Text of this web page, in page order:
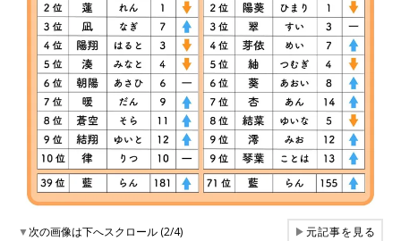
▼次の画像は下へスクロール (2/4) ▶元記事を見る